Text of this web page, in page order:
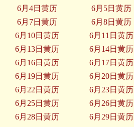
6月4日黄历
6月5日黄历
6月7日黄历
6月8日黄历
6月10日黄历
6月11日黄历
6月13日黄历
6月14日黄历
6月16日黄历
6月17日黄历
6月19日黄历
6月20日黄历
6月22日黄历
6月23日黄历
6月25日黄历
6月26日黄历
6月28日黄历
6月29日黄历